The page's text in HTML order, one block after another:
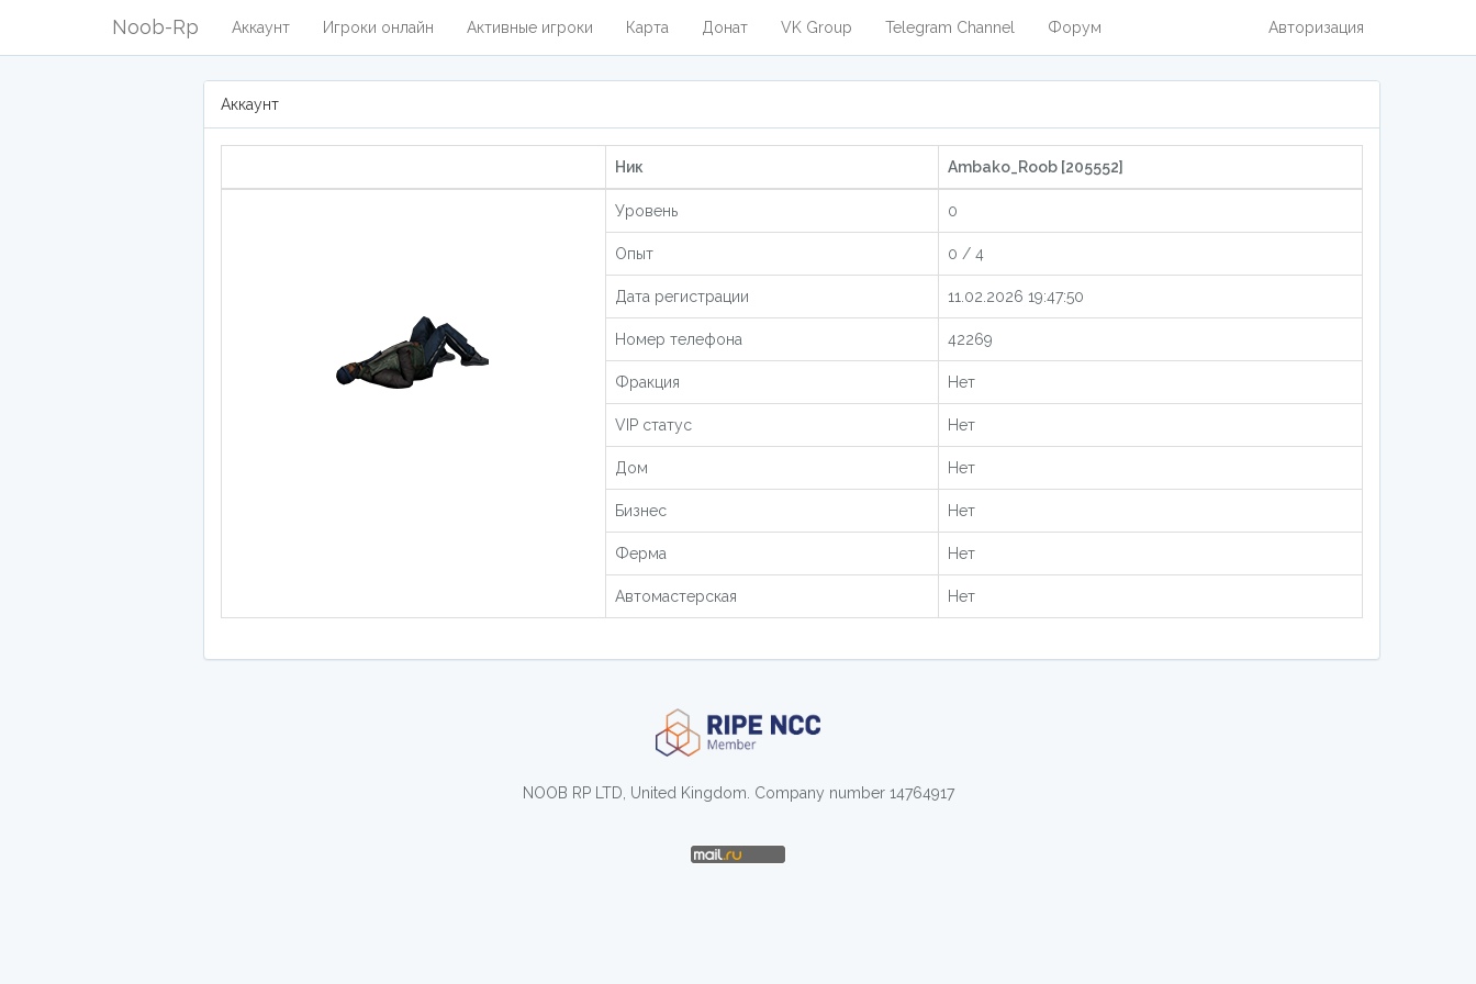
Noob-Rp Аккаунт Игроки онлайн Активные игроки Карта Донат VK Group Telegram Channel Форум Авторизация
Аккаунт
Ник Ambako_Roob [205552]
Уровень 0
Опыт 0 / 4
Дата регистрации 11.02.2026 19:47:50
Номер телефона 42269
Фракция Нет
VIP статус Нет
Дом Нет
Бизнес Нет
Ферма Нет
Автомастерская Нет
NOOB RP LTD, United Kingdom. Company number 14764917